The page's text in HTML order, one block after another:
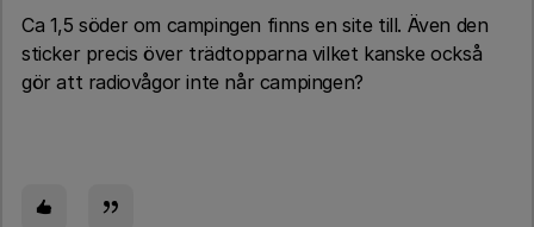
Ca 1,5 söder om campingen finns en site till. Även den
sticker precis över trädtopparna vilket kanske också
gör att radiovågor inte når campingen?